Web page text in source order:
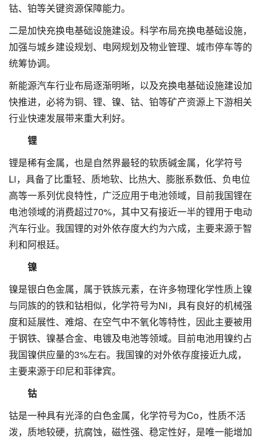
钴、铂等关键资源保障能力。
二是加快充换电基础设施建设。科学布局充换电基础设施，
加强与城乡建设规划、电网规划及物业管理、城市停车等的
统筹协调。
新能源汽车行业布局逐渐明晰，以及充换电基础设施建设加
快推进，必将为铜、锂、镍、钴、铂等矿产资源上下游相关
行业快速发展带来重大利好。
锂
锂是稀有金属，也是自然界最轻的软质碱金属，化学符号
Li，具备了比重轻、质地软、比热大、膨胀系数低、负电位
高等一系列优良特性，广泛应用于电池领域，目前我国锂在
电池领域的消费超过70%，其中又有接近一半的锂用于电动
汽车行业。我国锂的对外依存度大约为六成，主要来源于智
利和阿根廷。
镍
镍是银白色金属，属于铁族元素，在许多物理化学性质上镍
与同族的的铁和钴相似，化学符号为Ni，具有良好的机械强
度和延展性、难熔、在空气中不氧化等特性，因此主要被用
于钢铁、镍基合金、电镀及电池等领域。目前电池用镍约占
我国镍供应量的3%左右。我国镍的对外依存度接近九成，
主要来源于印尼和菲律宾。
钴
钴是一种具有光泽的白色金属，化学符号为Co，性质不活
泼，质地较硬，抗腐蚀，磁性强、稳定性好，是唯一能增加